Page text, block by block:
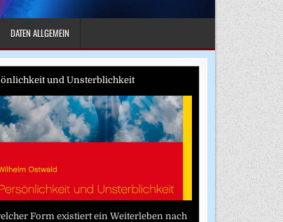
DATEN ALLGEMEIN
und Unsterblichkeit
Form existiert ein Weiterleben nach